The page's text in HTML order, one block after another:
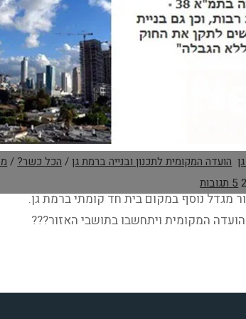
הועדה המקומית לתכנון ובנייה ברמת גן/ הכל כשר? /
5 תגובות
מגדל נוסף במקום בית חד קומתי ברמת גן.
המקומית ויתחשבו בתושבי האזור???